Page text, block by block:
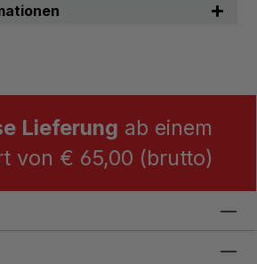
Lieferung ab einem
von € 65,00 (brutto)